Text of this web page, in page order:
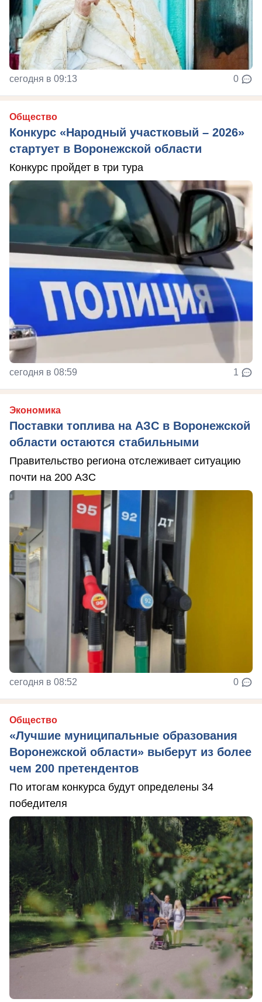
сегодня в 09:13 0
Общество
Конкурс «Народный участковый – 2026»
стартует в Воронежской области
Конкурс пройдет в три тура
сегодня в 08:59 1
Экономика
Поставки топлива на АЗС в Воронежской
области остаются стабильными
Правительство региона отслеживает ситуацию
почти на 200 АЗС
сегодня в 08:52 0
Общество
«Лучшие муниципальные образования
Воронежской области» выберут из более
чем 200 претендентов
По итогам конкурса будут определены 34
победителя